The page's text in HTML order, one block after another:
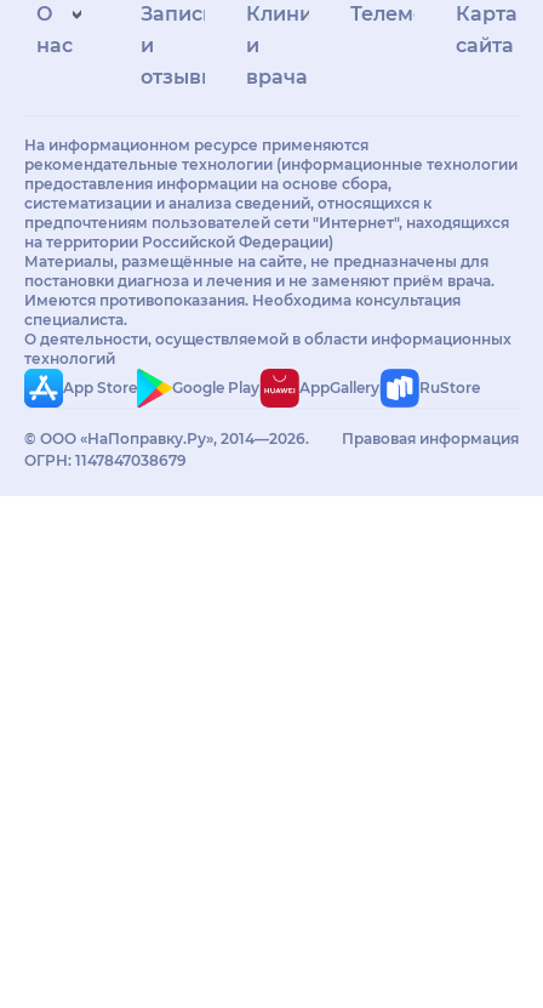
О
нас
Запись
и
отзывы
Клиникам
и
врачам
Телемедицина
Карта
сайта
На информационном ресурсе применяются
рекомендательные технологии (информационные технологии
предоставления информации на основе сбора,
систематизации и анализа сведений, относящихся к
предпочтениям пользователей сети "Интернет", находящихся
на территории Российской Федерации)
Материалы, размещённые на сайте, не предназначены для
постановки диагноза и лечения и не заменяют приём врача.
Имеются противопоказания. Необходима консультация
специалиста.
О деятельности, осуществляемой в области информационных
технологий
App Store
Google Play AppGallery RuStore
© ООО «НаПоправку.Ру», 2014—2026.
ОГРН: 1147847038679
Правовая информация